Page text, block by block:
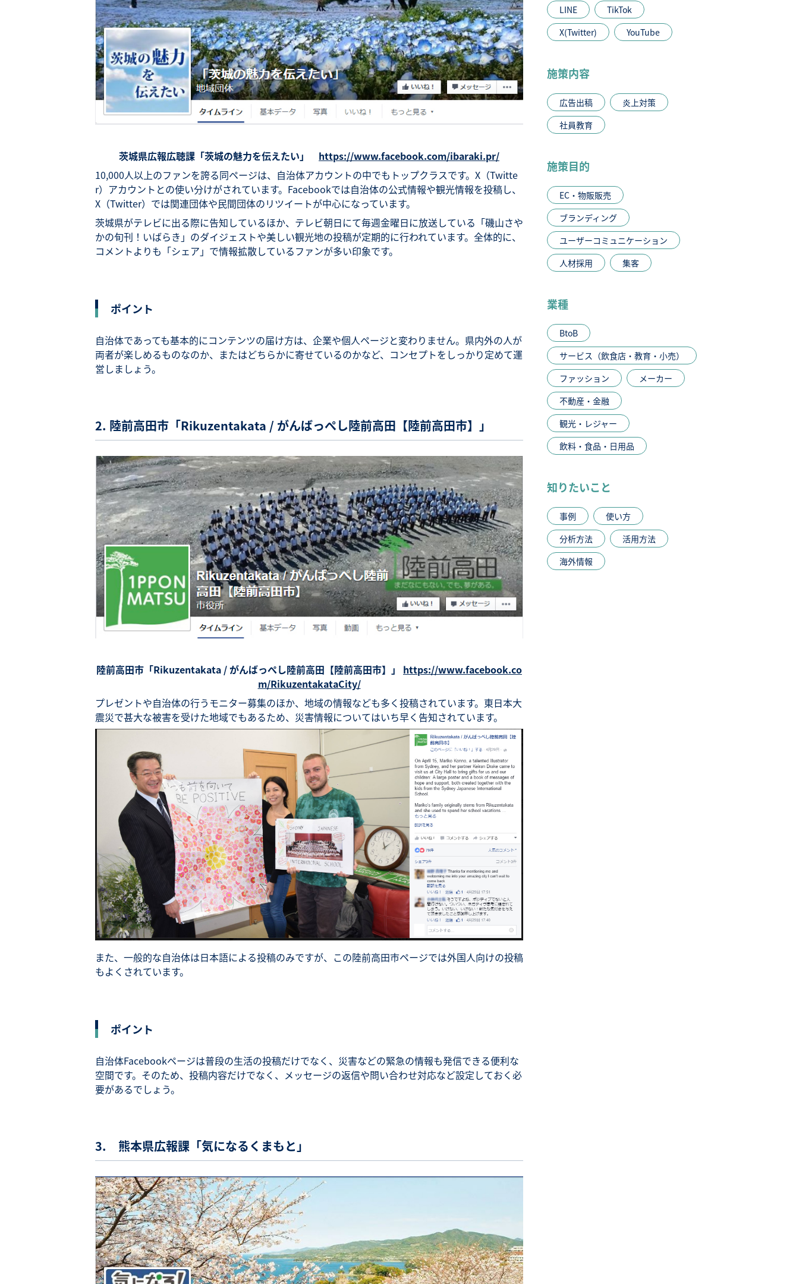
茨城県広報広聴課「茨城の魅力を伝えたい」 https://www.facebook.com/ibaraki.pr/
10,000人以上のファンを誇る同ページは、自治体アカウントの中でもトップクラスです。X（Twitte
r）アカウントとの使い分けがされています。Facebookでは自治体の公式情報や観光情報を投稿し、
X（Twitter）では関連団体や民間団体のリツイートが中心になっています。
茨城県がテレビに出る際に告知しているほか、テレビ朝日にて毎週金曜日に放送している「磯山さや
かの旬刊！いばらき」のダイジェストや美しい観光地の投稿が定期的に行われています。全体的に、
コメントよりも「シェア」で情報拡散しているファンが多い印象です。
ポイント
自治体であっても基本的にコンテンツの届け方は、企業や個人ページと変わりません。県内外の人が
両者が楽しめるものなのか、またはどちらかに寄せているのかなど、コンセプトをしっかり定めて運
営しましょう。
2. 陸前高田市「Rikuzentakata / がんばっぺし陸前高田【陸前高田市】」
陸前高田市「Rikuzentakata / がんばっぺし陸前高田【陸前高田市】」 https://www.facebook.co
m/RikuzentakataCity/
プレゼントや自治体の行うモニター募集のほか、地域の情報なども多く投稿されています。東日本大
震災で甚大な被害を受けた地域でもあるため、災害情報についてはいち早く告知されています。
また、一般的な自治体は日本語による投稿のみですが、この陸前高田市ページでは外国人向けの投稿
もよくされています。
ポイント
自治体Facebookページは普段の生活の投稿だけでなく、災害などの緊急の情報も発信できる便利な
空間です。そのため、投稿内容だけでなく、メッセージの返信や問い合わせ対応など設定しておく必
要があるでしょう。
3. 熊本県広報課「気になるくまもと」
LINE
TikTok
X(Twitter)
YouTube
施策内容
広告出稿
炎上対策
社員教育
施策目的
EC・物販販売
ブランディング
ユーザーコミュニケーション
人材採用
集客
業種
BtoB
サービス（飲食店・教育・小売）
ファッション
メーカー
不動産・金融
観光・レジャー
飲料・食品・日用品
知りたいこと
事例
使い方
分析方法
活用方法
海外情報